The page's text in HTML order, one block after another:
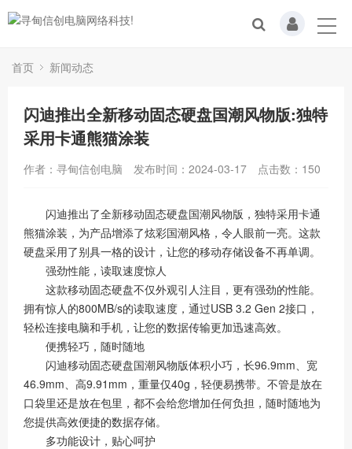
首页 新闻动态
闪迪推出全新移动固态硬盘国潮风物版:独特
采用卡通熊猫涂装
作者：寻甸信创电脑 发布时间：2024-03-17 点击数： 150
闪迪推出了全新移动固态硬盘国潮风物版，独特采用卡通
熊猫涂装，为产品增添了炫彩国潮风格，令人眼前一亮。这款
硬盘采用了别具一格的设计，让您的移动存储设备不再单调。
强劲性能，读取速度惊人
这款移动固态硬盘不仅外观引人注目，更有强劲的性能。
拥有惊人的800MB/s的读取速度，通过USB 3.2 Gen 2接口，
轻松连接电脑和手机，让您的数据传输更加迅速高效。
便携轻巧，随时随地
闪迪移动固态硬盘国潮风物版体积小巧，长96.9mm、宽
46.9mm、高9.91mm，重量仅40g，轻便易携带。不管是放在
口袋里还是放在包里，都不会给您增加任何负担，随时随地为
您提供高效便捷的数据存储。
多功能设计，贴心呵护